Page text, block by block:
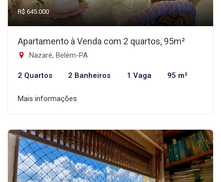
R$ 645.000
Apartamento à Venda com 2 quartos, 95m²
Nazaré, Belém-PA
2 Quartos 2 Banheiros 1 Vaga 95 m²
Mais informações